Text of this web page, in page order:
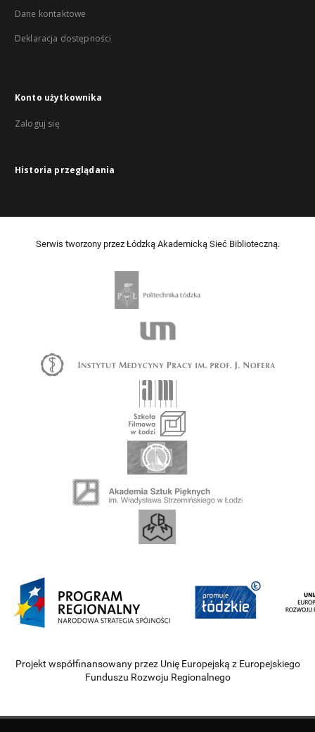
Dane kontaktowe
Deklaracja dostępności
Konto użytkownika
Zaloguj się
Historia przeglądania
Serwis tworzony przez Łódzką Akademicką Sieć Biblioteczną.
Projekt współfinansowany przez Unię Europejską z Europejskiego
Funduszu Rozwoju Regionalnego